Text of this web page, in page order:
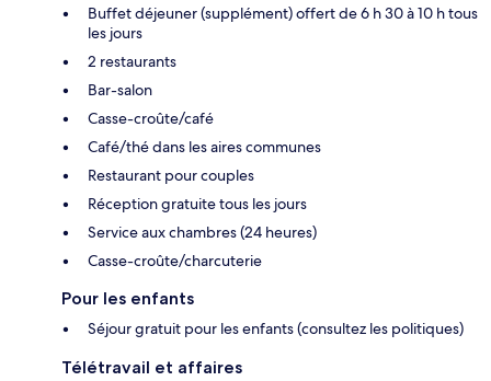
Buffet déjeuner (supplément) offert de 6 h 30 à 10 h tous
les jours
2 restaurants
Bar-salon
Casse-croûte/café
Café/thé dans les aires communes
Restaurant pour couples
Réception gratuite tous les jours
Service aux chambres (24 heures)
Casse-croûte/charcuterie
Pour les enfants
Séjour gratuit pour les enfants (consultez les politiques)
Télétravail et affaires